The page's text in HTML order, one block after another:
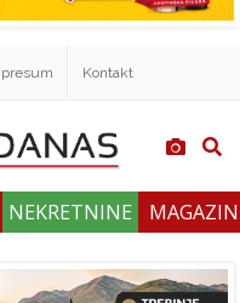
Kontakt
NEKRETNINE